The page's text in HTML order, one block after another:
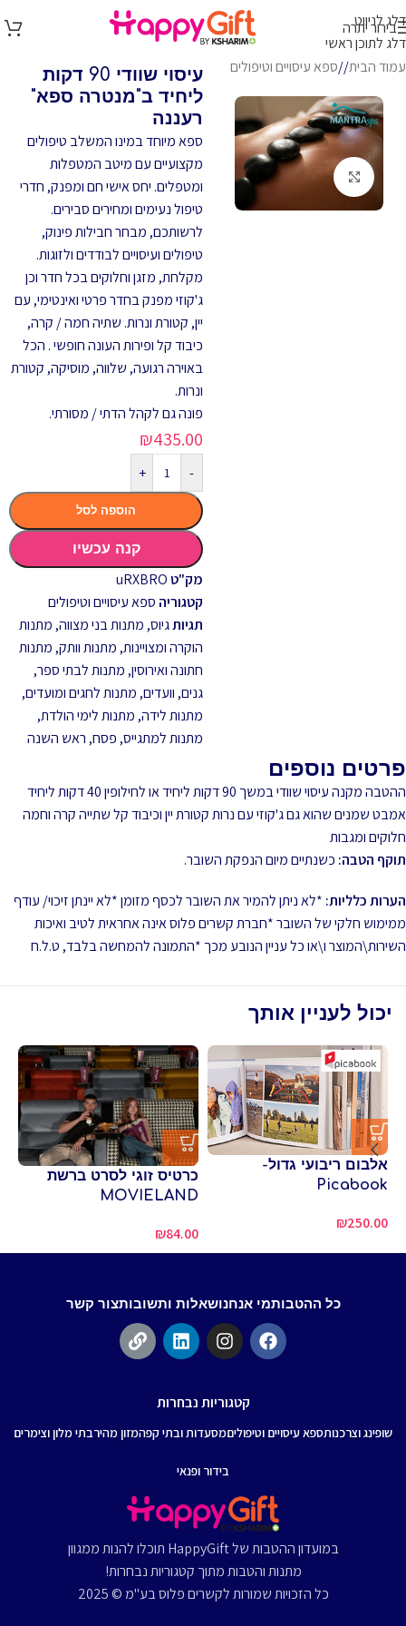
דלג לניווט
דלג לתוכן ראשי
בירור יתרה
עמוד הבית/ ספא עיסויים וטיפולים
לחץ להגדלה
עיסוי שוודי 90 דקות
ליחיד ב"מנטרה ספא"
רעננה
ספא מיוחד במינו המשלב טיפולים
מקצועיים עם מיטב המטפלות
ומטפלים. יחס אישי חם ומפנק, חדרי
טיפול נעימים ומחירים סבירים.
לרשותכם, מבחר חבילות פינוק,
טיפולים ועיסויים לבודדים ולזוגות.
מקלחת, מזגן וחלוקים בכל חדר וכן
ג'קוזי מפנק בחדר פרטי ואינטימי, עם
יין, קטורת ונרות. שתיה חמה / קרה,
כיבוד קל ופירות העונה חופשי . הכל
באוירה רגועה, שלווה, מוסיקה, קטורת
ונרות.
פונה גם לקהל הדתי / מסורתי.
₪435.00
-
+
הוספה לסל
קנה עכשיו
מק"טuRXBRO
קטגוריה ספא עיסויים וטיפולים
תגיותגיוס, מתנות בני מצווה, מתנות
הוקרה ומצויינות, מתנות וותק, מתנות
חתונה ואירוסין, מתנות לבתי ספר,
גנים, וועדים, מתנות לחגים ומועדים,
מתנות לידה, מתנות לימי הולדת,
מתנות למתגייס, פסח, ראש השנה
פרטים נוספים
ההטבה מקנה עיסוי שוודי במשך 90 דקות ליחיד או לחילופין 40 דקות ליחיד
אמבט שמנים שהוא גם ג'קוזי עם נרות קטורת יין וכיבוד קל שתייה קרה וחמה
חלוקים ומגבות
תוקף הטבה: כשנתיים מיום הנפקת השובר.
הערות כלליות: *לא ניתן להמיר את השובר לכסף מזומן *לא יינתן זיכוי/ עודף
ממימוש חלקי של השובר *חברת קשרים פלוס אינה אחראית לטיב ואיכות
השירות\המוצר ו\או כל עניין הנובע מכך *התמונה להמחשה בלבד, ט.ל.ח
יכול לעניין אותך
אלבום ריבועי גדול-
Picabook
₪250.00
כרטיס זוגי לסרט ברשת
MOVIELAND
₪84.00
כל ההטבותמי אנחנושאלות ותשובותצור קשר
קטגוריות נבחרות
שופינג וצרכנותספא עיסויים וטיפוליםמסעדות ובתי קפהמזון מהירבתי מלון וצימרים
בידור ופנאי
במועדון ההטבות של HappyGift תוכלו להנות ממגוון
מתנות והטבות מתוך קטגוריות נבחרות!
כל הזכויות שמורות לקשרים פלוס בע"מ © 2025